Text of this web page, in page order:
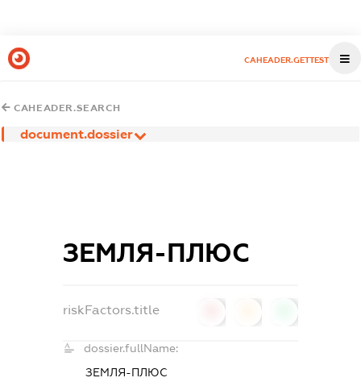
CAHEADER.GETTEST
CAHEADER.SEARCH
document.dossier
ЗЕМЛЯ-ПЛЮС
riskFactors.title
dossier.fullName:
ЗЕМЛЯ-ПЛЮС